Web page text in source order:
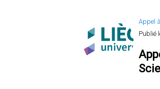
Appel
Publié